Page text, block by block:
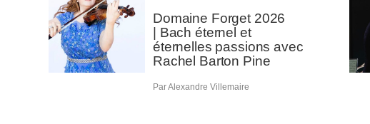
Domaine Forget 2026
| Bach éternel et
éternelles passions avec
Rachel Barton Pine
Par Alexandre Villemaire